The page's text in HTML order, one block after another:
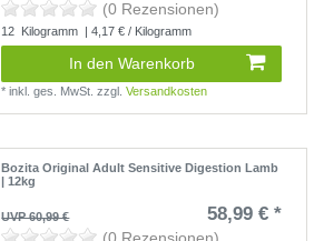
(0 Rezensionen)
12 Kilogramm | 4,17 € / Kilogramm
In den Warenkorb
*inkl. ges. MwSt. zzgl.Versandkosten
Bozita Original Adult Sensitive Digestion Lamb
| 12kg
UVP 60,99 € 58,99 € *